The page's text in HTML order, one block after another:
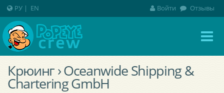
Крюинг › Oceanwide Shipping &
Chartering GmbH
РУ | EN Войти Отзывы